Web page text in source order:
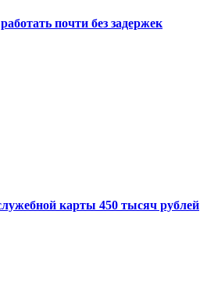
почти без задержек
карты 450 тысяч рублей